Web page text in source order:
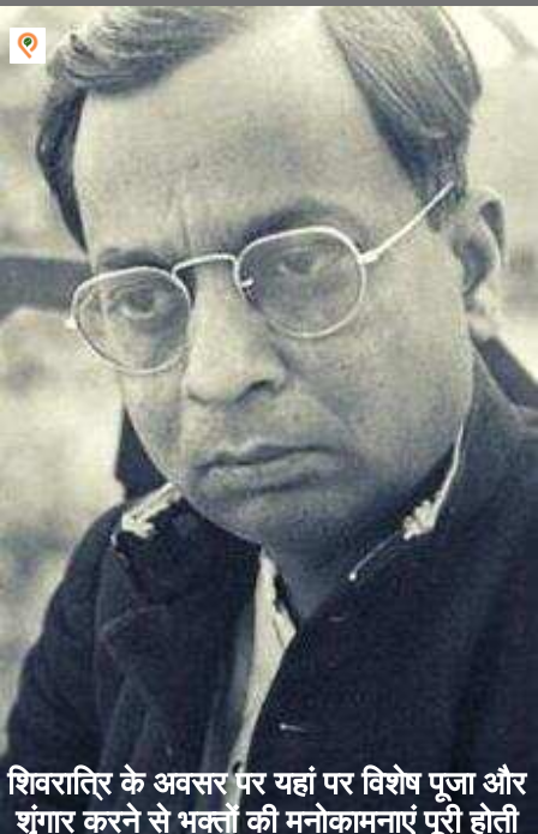
शिवरात्रि के अवसर पर यहां पर विशेष पूजा और
शृंगार करने से भक्तों की मनोकामनाएं पूरी होती